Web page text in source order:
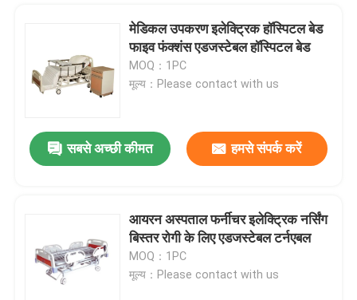
घर
हमारे बारे में
मेडिकल उपकरण इलेक्ट्रिक हॉस्पिटल बेड
फाइव फंक्शंस एडजस्टेबल हॉस्पिटल बेड
MOQ：1PC
मूल्य：Please contact with us
सबसे अच्छी कीमत हमसे संपर्क करें
आयरन अस्पताल फर्नीचर इलेक्ट्रिक नर्सिंग
बिस्तर रोगी के लिए एडजस्टेबल टर्नएबल
MOQ：1PC
मूल्य：Please contact with us